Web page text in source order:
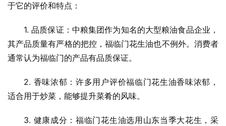
于它的评价和特点：
1. 品质保证：中粮集团作为知名的大型粮油食品企业，
其产品质量有严格的把控，福临门花生油也不例外。消费者
通常认为福临门的产品有品质保证。
2. 香味浓郁：许多用户评价福临门花生油香味浓郁，
适合用于炒菜，能够提升菜肴的风味。
3. 健康成分：福临门花生油选用山东当季大花生，采